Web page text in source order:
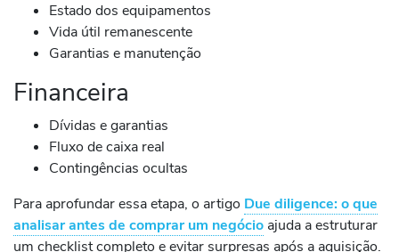
Estado dos equipamentos
Vida útil remanescente
Garantias e manutenção
Financeira
Dívidas e garantias
Fluxo de caixa real
Contingências ocultas
Para aprofundar essa etapa, o artigo Due diligence: o que
analisar antes de comprar um negócio ajuda a estruturar
um checklist completo e evitar surpresas após a aquisição.